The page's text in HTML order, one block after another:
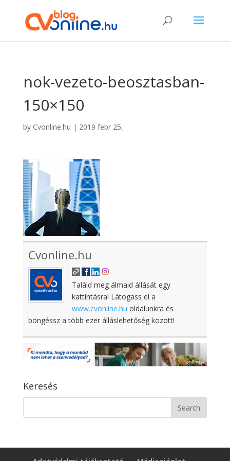
nok-vezeto-beosztasban-
150×150
by Cvonline.hu | 2019 febr 25,
Cvonline.hu
Találd meg álmaid állását egy
kattintásra! Látogass el a
www.cvonline.hu oldalunkra és
böngéssz a több ezer álláslehetőség között!
Keresés